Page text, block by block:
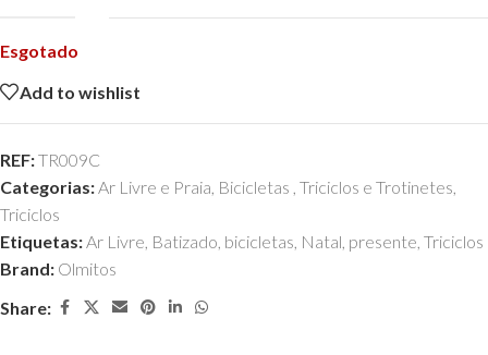
Esgotado
Add to wishlist
REF:TR009C
Categorias:Ar Livre e Praia, Bicicletas , Triciclos e Trotinetes,
Triciclos
Etiquetas:Ar Livre, Batizado, bicicletas, Natal, presente, Triciclos
Brand: Olmitos
Share: